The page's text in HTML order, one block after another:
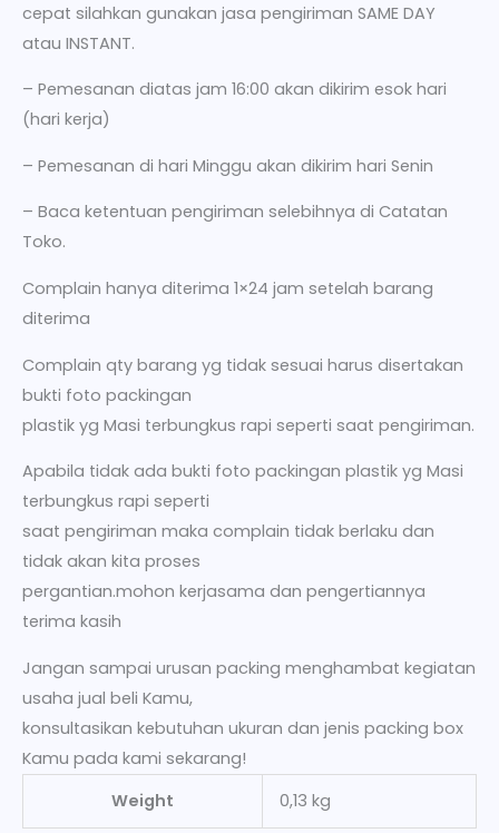
cepat silahkan gunakan jasa pengiriman SAME DAY
atau INSTANT.
– Pemesanan diatas jam 16:00 akan dikirim esok hari
(hari kerja)
– Pemesanan di hari Minggu akan dikirim hari Senin
– Baca ketentuan pengiriman selebihnya di Catatan
Toko.
Complain hanya diterima 1×24 jam setelah barang
diterima
Complain qty barang yg tidak sesuai harus disertakan
bukti foto packingan
plastik yg Masi terbungkus rapi seperti saat pengiriman.
Apabila tidak ada bukti foto packingan plastik yg Masi
terbungkus rapi seperti
saat pengiriman maka complain tidak berlaku dan
tidak akan kita proses
pergantian.mohon kerjasama dan pengertiannya
terima kasih
Jangan sampai urusan packing menghambat kegiatan
usaha jual beli Kamu,
konsultasikan kebutuhan ukuran dan jenis packing box
Kamu pada kami sekarang!
Weight
0,13 kg